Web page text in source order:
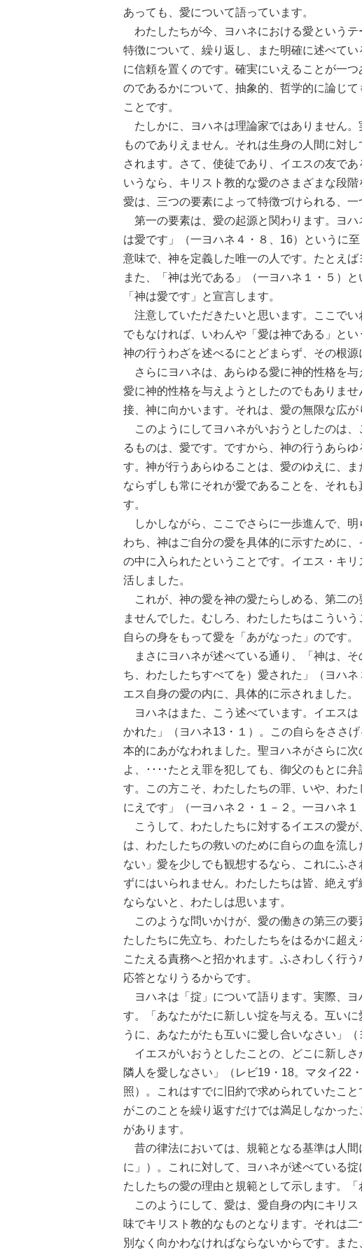
あっても、愛について語っています。
わたしたちが今、ヨハネにおける愛という
特徴について、繰り返し、また明確に述べて
に信頼を置くのです。確実にいえることが一
のであるかについて、抽象的、哲学的に論じ
ことです。
たしかに、ヨハネは理論家ではありません
ものでありえません。それは生身の人間に対
されます。さて、使徒であり、イエスの友で
いうなら、キリスト教的な愛のさまざまな段
愛は、三つの要素によって特徴づけられる、一
第一の要素は、愛の起源と関わります。ヨ
は愛です」（一ヨハネ４・８、16）というに
意味で、神を定義した唯一の人です。たとえ
また、「神は光である」（一ヨハネ１・５）
「神は愛です」と宣言します。
注意していただきたいと思います。ここで
でもなければ、いわんや「愛は神である」と
神の行うわざを述べるにとどまらず、その根源
さらにヨハネは、あらゆる愛に神的性格を
愛に神的性格を与えようとしたのでもありま
接、神に向かいます。それは、愛の無限な広
このようにしてヨハネがいおうとしたのは
るものは、愛です。ですから、神の行うあら
す。神が行うあらゆることは、愛のゆえに、
ならずしも常にそれが愛であることを、それ
す。
しかしながら、ここでさらに一歩進んで、
わち、神はご自分の愛を具体的に示すために
の中に入られたということです。イエス・キ
活しました。
これが、神の愛を神の愛たらしめる、第二の
ませんでした。むしろ、わたしたちはこうい
自らの身をもって愛を「あがなった」のです。
まさにヨハネが述べている通り、「神は、
ち、わたしたちすべてを）愛された」（ヨハ
エス自身の愛の内に、具体的に示されました。
ヨハネはまた、こう述べています。イエス
かれた」（ヨハネ13・１）。この自らをささ
本的にあがなわれました。聖ヨハネがさらに
よ、････たとえ罪を犯しても、御父のもとに
す。この方こそ、わたしたちの罪、いや、わ
にえです」（一ヨハネ２・１－２。一ヨハネ１
こうして、わたしたちに対するイエスの愛
は、わたしたちの救いのために自らの血を流
ない」愛を少しでも観想するなら、これにふ
ずにはいられません。わたしたちは皆、絶え
ならないと、わたしは思います。
このような問いかけが、愛の働きの第三の
たしたちに先立ち、わたしたちをはるかに超
こたえる責務へと招かれます。ふさわしく行
応答となりうるからです。
ヨハネは「掟」について語ります。実際、ヨ
す。「あなたがたに新しい掟を与える。互い
うに、あなたがたも互いに愛し合いなさい」（
イエスがいおうとしたことの、どこに新し
隣人を愛しなさい」（レビ19・18。マタイ22
照）。これはすでに旧約で求められていたこ
がこのことを繰り返すだけでは満足しなかっ
があります。
昔の律法においては、規範となる基準は人間
に」）。これに対して、ヨハネが述べている
たしたちの愛の理由と規範として示します。
このようにして、愛は、愛自身の内にキリ
味でキリスト教的なものとなります。それは
別なく向かわなければならないからです。ま